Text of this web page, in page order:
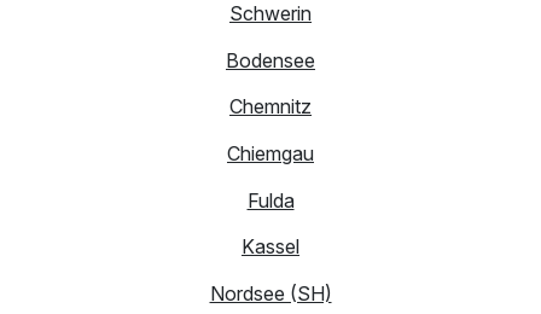
Schwerin
Bodensee
Chemnitz
Chiemgau
Fulda
Kassel
Nordsee (SH)